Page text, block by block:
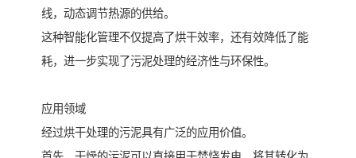
线，动态调节热源的供给。
这种智能化管理不仅提高了烘干效率，还有效降低了能
耗，进一步实现了污泥处理的经济性与环保性。
应用领域
经过烘干处理的污泥具有广泛的应用价值。